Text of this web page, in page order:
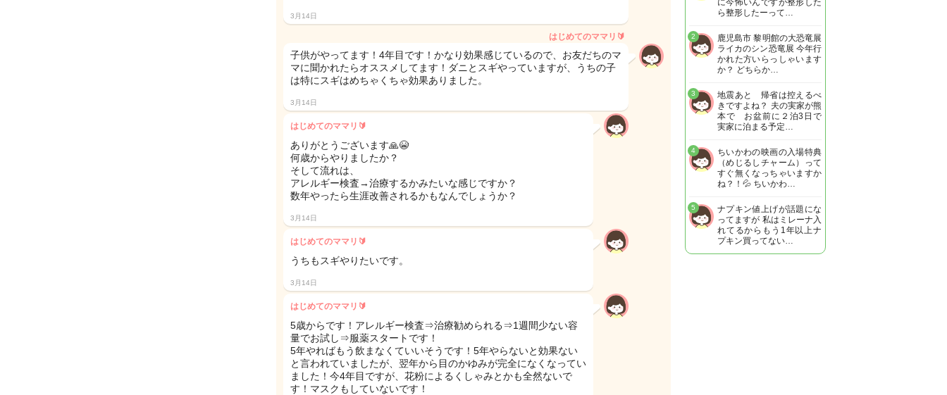
3月14日
はじめてのママリ🔰
子供がやってます！4年目です！かなり効果感じているので、お友だちのマ
マに聞かれたらオススメしてます！ダニとスギやっていますが、うちの子
は特にスギはめちゃくちゃ効果ありました。
3月14日
はじめてのママリ🔰
ありがとうございます🙏😭
何歳からやりましたか？
そして流れは、
アレルギー検査→治療するかみたいな感じですか？
数年やったら生涯改善されるかもなんでしょうか？
3月14日
はじめてのママリ🔰
うちもスギやりたいです。
3月14日
はじめてのママリ🔰
5歳からです！アレルギー検査⇒治療勧められる⇒1週間少ない容
量でお試し⇒服薬スタートです！
5年やればもう飲まなくていいそうです！5年やらないと効果ない
と言われていましたが、翌年から目のかゆみが完全になくなってい
ました！今4年目ですが、花粉によるくしゃみとかも全然ないで
す！マスクもしていないです！
に今怖いんですが整形した
ら整形したーって…
鹿児島市 黎明館の大恐竜展
ライカのシン恐竜展 今年行
かれた方いらっしゃいます
か？ どちらか…
2
地震あと 帰省は控えるべ
きですよね？ 夫の実家が熊
本で お盆前に２泊3日で
実家に泊まる予定…
3
ちいかわの映画の入場特典
（めじるしチャーム）って
すぐ無くなっちゃいますか
ね？！💦 ちいかわ…
4
ナプキン値上げが話題にな
ってますが 私はミレーナ入
れてるからもう1年以上ナ
プキン買ってない…
5